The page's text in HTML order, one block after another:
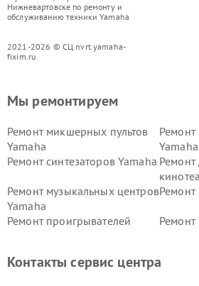
Нижневартовске по ремонту и
обслуживанию техники Yamaha
2021-2026 © СЦ nvrt.yamaha-
fixim.ru
Мы ремонтируем
Ремонт микшерных пультов
Yamaha
Yamaha
Ремонт синтезаторов Yamaha
Ремонт музыкальных центров
Yamaha
Ремонт
Ремонт проигрывателей
Ремонт
Yamaha
Yamaha
Контакты сервис центра